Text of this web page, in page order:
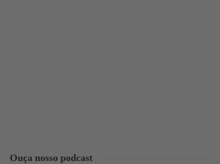
Ouça nosso podcast